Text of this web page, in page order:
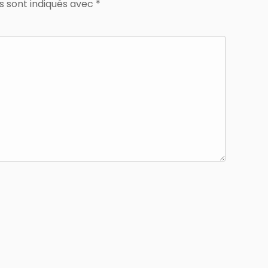
sont indiqués avec *